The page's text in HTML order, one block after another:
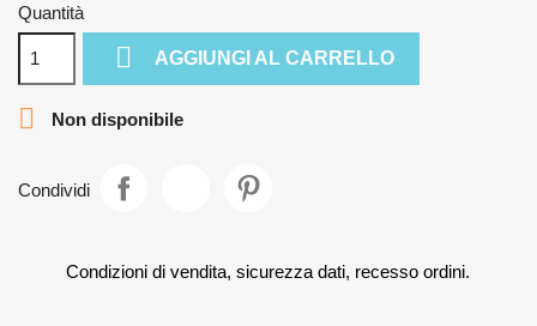
Quantità
 AGGIUNGI AL CARRELLO
 Non disponibile
Condividi
Condizioni di vendita, sicurezza dati, recesso ordini.